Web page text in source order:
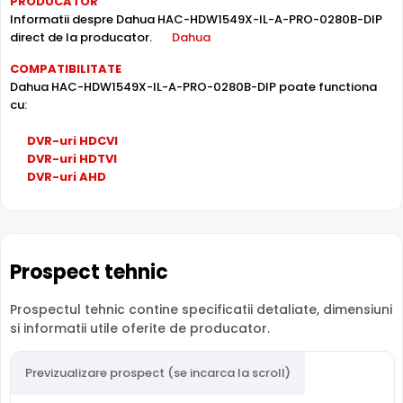
compenseaza atat imaginea din prim plan, cat si
imaginea de fundal, in zone cu contrast puternic de
iluminare, oferind detalii clare pe intreaga scena.
Camera Dahua HAC-HDW1549X-IL-A-PRO-0280B-DIP are
intrari audio, la care puteti conecta microfoane,
Informatii despre Dahua HAC-HDW1549X-IL-A-PRO-0280B-DIP
direct de la producator.
Dahua
COMPATIBILITATE
Dahua HAC-HDW1549X-IL-A-PRO-0280B-DIP poate functiona
cu:
DVR-uri HDCVI
DVR-uri HDTVI
DVR-uri AHD
Prospect tehnic
Prospectul tehnic contine specificatii detaliate, dimensiuni
si informatii utile oferite de producator.
Previzualizare prospect (se incarca la scroll)